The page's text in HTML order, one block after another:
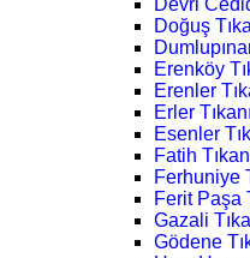
Devri
Doğuş
Erenköy
Erenler
Erler
Esenler
Fatih
Ferhuniye
Ferit Paşa
Gazali
Gödene